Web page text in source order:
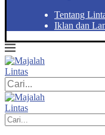
Tentang
Iklan dan